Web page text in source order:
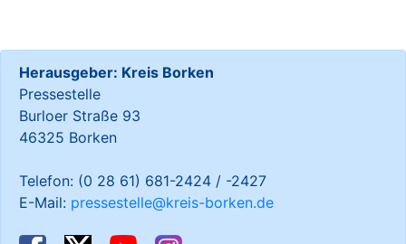
Herausgeber: Kreis Borken
Pressestelle
Burloer Straße 93
46325 Borken
Telefon: (0 28 61) 681-2424 / -2427
E-Mail: pressestelle@kreis-borken.de